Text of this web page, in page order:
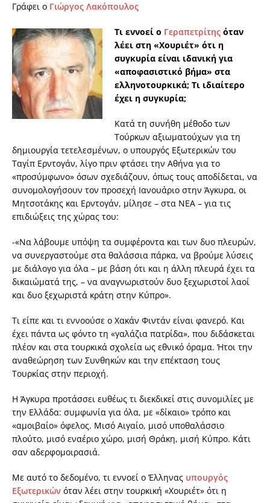
Γράφει ο Γιώργος Λακόπουλος
Τι εννοεί ο Γεραπετρίτης όταν
λέει στη «Χουριέτ» ότι η
συγκυρία είναι ιδανική για
«αποφασιστικό βήμα» στα
ελληνοτουρκικά; Τι ιδιαίτερο
έχει η συγκυρία;
Κατά τη συνήθη μέθοδο των
Τούρκων αξιωματούχων για τη
δημιουργία τετελεσμένων, ο υπουργός Εξωτερικών του
Ταγίπ Ερντογάν, λίγο πριν φτάσει την Αθήνα για το
«προσύμφωνο» όσων σχεδιάζουν, όπως τους αποδίδεται, να
συνομολογήσουν τον προσεχή Ιανουάριο στην Άγκυρα, οι
Μητσοτάκης και Ερντογάν, μίλησε – στα ΝΕΑ – για τις
επιδιώξεις της χώρας του:
-«Να λάβουμε υπόψη τα συμφέροντα και των δυο πλευρών,
να συνεργαστούμε στα θαλάσσια πάρκα, να βρούμε λύσεις
με διάλογο για όλα – με βάση ότι και η άλλη πλευρά έχει τα
δικαιώματά της, – να αναγνωριστούν δυο ξεχωριστοί λαοί
και δυο ξεχωριστά κράτη στην Κύπρο».
Τι είπε και τι εννοούσε ο Χακάν Φιντάν είναι φανερό. Και
έχει πάντα ως φόντο τη «γαλάζια πατρίδα», που διδάσκεται
πλέον και στα τουρκικά σχολεία ως εθνικό όραμα. Ήτοι την
αναθεώρηση των Συνθηκών και την επέκταση τους
Τουρκίας στην περιοχή.
Η Άγκυρα προτάσσει ευθέως τι διεκδικεί στις συνομιλίες με
την Ελλάδα: συμφωνία για όλα, με «δίκαιο» τρόπο και
«αμοιβαίο» όφελος. Μισό Αιγαίο, μισό υποθαλάσσιο
πλούτο, μισό εναέριο χώρο, μισή Θράκη, μισή Κύπρο. Κάτι
σαν αδερφομοιρασιά.
Με αυτό το δεδομένο, τι εννοεί ο Έλληνας υπουργός
Εξωτερικών όταν λέει στην τουρκική «Χουριέτ» ότι η